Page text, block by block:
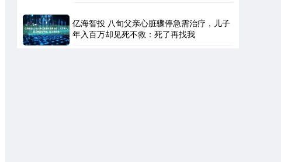
亿海智投 八旬父亲心脏骤停急需治疗，儿子
年入百万却见死不救：死了再找我